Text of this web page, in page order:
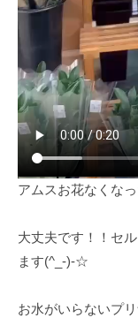
アムスお花なくな
大丈夫です！！セ
ます(^_-)-☆
お水がいらないプ